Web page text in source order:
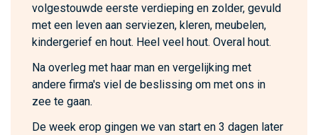
volgestouwde eerste verdieping en zolder, gevuld
met een leven aan serviezen, kleren, meubelen,
kindergerief en hout. Heel veel hout. Overal hout.
Na overleg met haar man en vergelijking met
andere firma's viel de beslissing om met ons in
zee te gaan.
De week erop gingen we van start en 3 dagen later